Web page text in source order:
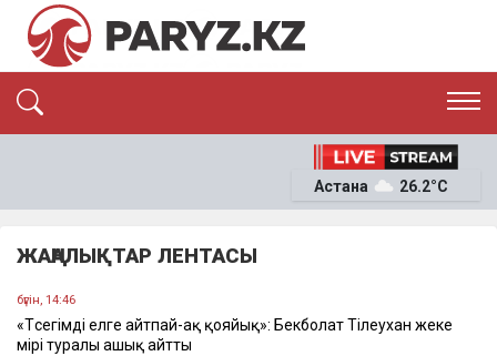
ЭКОНОМИКА
ОҚИҒА
Астана 26.2°C
ЖАҢАЛЫҚТАР ЛЕНТАСЫ
бүгін, 14:46
«Төсегімді елге айтпай-ақ қояйық»: Бекболат Тілеухан жеке
өмірі туралы ашық айтты